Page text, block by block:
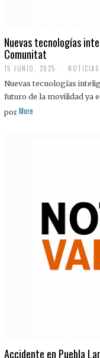
Nuevas tecnologías
Comunitat
15 JUNIO, 2025 NOTICIAS
Nuevas tecnologías
futuro de la movilidad ya
por More
Accidente en Puebla